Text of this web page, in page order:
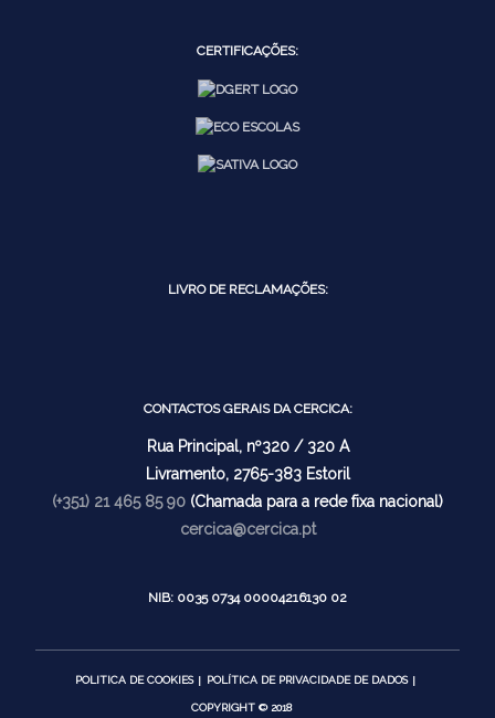
CERTIFICAÇÕES:
LIVRO DE RECLAMAÇÕES:
CONTACTOS GERAIS DA CERCICA:
Rua Principal, nº320 / 320 A
Livramento, 2765-383 Estoril
(+351) 21 465 85 90 (Chamada para a rede fixa nacional)
cercica@cercica.pt
NIB: 0035 0734 00004216130 02
POLITICA DE COOKIES POLÍTICA DE PRIVACIDADE DE DADOS
COPYRIGHT © 2018